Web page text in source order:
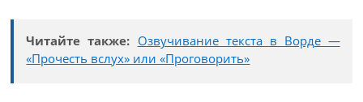
Читайте также: Озвучивание текста в Ворде —
«Прочесть вслух» или «Проговорить»